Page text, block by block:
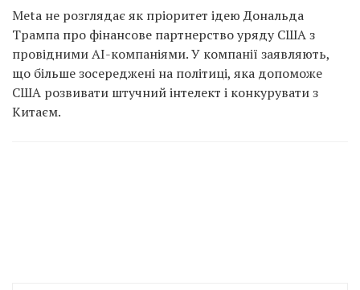
Meta не розглядає як пріоритет ідею Дональда
Трампа про фінансове партнерство уряду США з
провідними AI-компаніями. У компанії заявляють,
що більше зосереджені на політиці, яка допоможе
США розвивати штучний інтелект і конкурувати з
Китаєм.